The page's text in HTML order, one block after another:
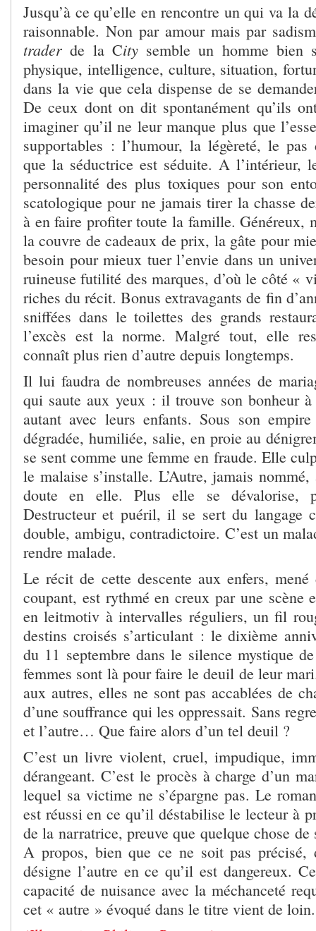
Jusqu’à ce qu’elle en rencontre un qui va la
raisonnable. Non par amour mais par
trader de la Citysemble un homme bien
physique, intelligence, culture, situation,
dans la vie que cela dispense de se
De ceux dont on dit spontanément qu’ils
imaginer qu’il ne leur manque plus que
supportables : l’humour, la légèreté, le pas
que la séductrice est séduite. A l’intérieur,
personnalité des plus toxiques pour son
scatologique pour ne jamais tirer la chasse
à en faire profiter toute la famille. Généreux,
la couvre de cadeaux de prix, la gâte pour
besoin pour mieux tuer l’envie dans un
ruineuse futilité des marques, d’où le côté «
riches du récit. Bonus extravagants de fin
sniffées dans le toilettes des grands
l’excès est la norme. Malgré tout, elle
connaît plus rien d’autre depuis longtemps.
Il lui faudra de nombreuses années de
qui saute aux yeux : il trouve son bonheur
autant avec leurs enfants. Sous son
dégradée, humiliée, salie, en proie au
se sent comme une femme en fraude. Elle
le malaise s’installe. L’Autre, jamais
doute en elle. Plus elle se dévalorise,
Destructeur et puéril, il se sert du langage
double, ambigu, contradictoire. C’est un
rendre malade.
Le récit de cette descente aux enfers,
coupant, est rythmé en creux par une scène
en leitmotiv à intervalles réguliers, un fil
destins croisés s’articulant : le dixième
du 11 septembre dans le silence mystique
femmes sont là pour faire le deuil de leur
aux autres, elles ne sont pas accablées de
d’une souffrance qui les oppressait. Sans
et l’autre… Que faire alors d’un tel deuil ?
C’est un livre violent, cruel, impudique,
dérangeant. C’est le procès à charge d’un
lequel sa victime ne s’épargne pas. Le
est réussi en ce qu’il déstabilise le lecteur à
de la narratrice, preuve que quelque chose
A propos, bien que ce ne soit pas
désigne l’autre en ce qu’il est dangereux.
capacité de nuisance avec la méchanceté
cet « autre » évoqué dans le titre vient de loin.